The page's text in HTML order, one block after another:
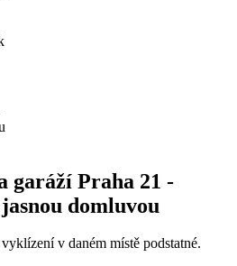
garáží Praha 21 -
domluvou
v daném místě podstatné.